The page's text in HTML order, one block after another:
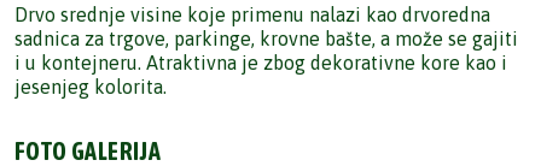
Drvo srednje visine koje primenu nalazi kao drvoredna
sadnica za trgove, parkinge, krovne bašte, a može se gajiti
i u kontejneru. Atraktivna je zbog dekorativne kore kao i
jesenjeg kolorita.
FOTO GALERIJA